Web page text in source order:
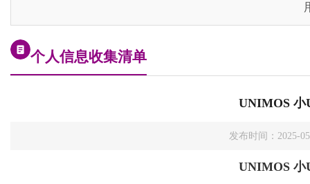
个人信息收集清单
UNIMOS 小
发布时间：2025-
UNIMOS 小